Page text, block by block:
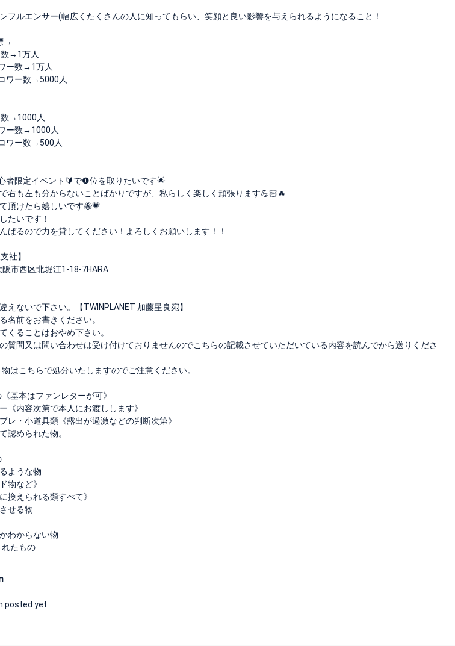
ルエンサー(幅広くたくさんの人に知ってもらい、笑顔と良い影響を与えられるようになること！
→
数→1万人
ー数→1万人
ワー数→5000人
数→1000人
ー数→1000人
ワー数→500人
者限定イベント🔰で❶位を取りたいです🌟
右も左も分からないことばかりですが、私らしく楽しく頑張ります💪🏻🔥
頂けたら嬉しいです🐝💗
たいです！
ばるので力を貸してください！よろしくお願いします！！
社】
市西区北堀江1-18-7HARA
えないで下さい。【TWINPLANET 加藤星良宛】
名前をお書きください。
くることはおやめ下さい。
質問又は問い合わせは受け付けておりませんのでこちらの記載させていただいている内容を読んでから送りくださ
物はこちらで処分いたしますのでご注意ください。
基本はファンレターが可》
《内容次第で本人にお渡しします》
レ・小道具類《露出が過激などの判断次第》
認められた物。
ような物
物など》
換えられる類すべて》
せる物
わからない物
れたもの
posted yet